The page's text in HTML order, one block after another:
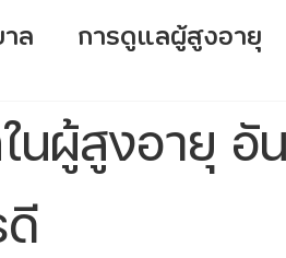
ล การดูแลผู้สูงอายุ
Stroke ตรวจสอบก
อายุ
นผู้สูงอายุ อั
ดี